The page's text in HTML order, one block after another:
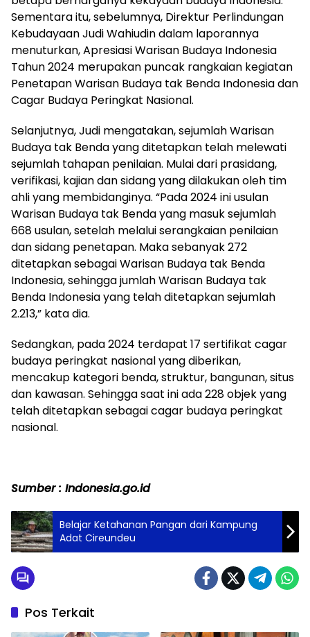
Sementara itu, sebelumnya, Direktur Perlindungan
Kebudayaan Judi Wahiudin dalam laporannya
menuturkan, Apresiasi Warisan Budaya Indonesia
Tahun 2024 merupakan puncak rangkaian kegiatan
Penetapan Warisan Budaya tak Benda Indonesia dan
Cagar Budaya Peringkat Nasional.
Selanjutnya, Judi mengatakan, sejumlah Warisan
Budaya tak Benda yang ditetapkan telah melewati
sejumlah tahapan penilaian. Mulai dari prasidang,
verifikasi, kajian dan sidang yang dilakukan oleh tim
ahli yang membidanginya. “Pada 2024 ini usulan
Warisan Budaya tak Benda yang masuk sejumlah
668 usulan, setelah melalui serangkaian penilaian
dan sidang penetapan. Maka sebanyak 272
ditetapkan sebagai Warisan Budaya tak Benda
Indonesia, sehingga jumlah Warisan Budaya tak
Benda Indonesia yang telah ditetapkan sejumlah
2.213,” kata dia.
Sedangkan, pada 2024 terdapat 17 sertifikat cagar
budaya peringkat nasional yang diberikan,
mencakup kategori benda, struktur, bangunan, situs
dan kawasan. Sehingga saat ini ada 228 objek yang
telah ditetapkan sebagai cagar budaya peringkat
nasional.
Sumber : Indonesia.go.id
Belajar Ketahanan Pangan dari Kampung
Adat Cireundeu
Pos Terkait